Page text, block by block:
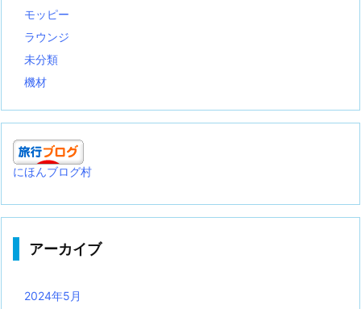
モッピー
ラウンジ
未分類
機材
にほんブログ村
アーカイブ
2024年5月